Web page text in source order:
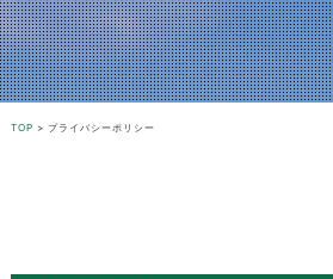
TOP >プライバシーポリシー